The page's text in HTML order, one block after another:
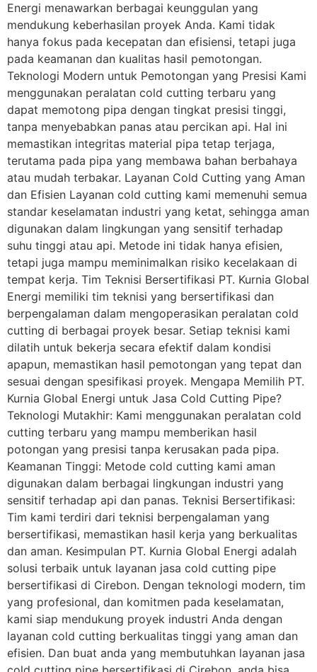
Energi menawarkan berbagai keunggulan yang
mendukung keberhasilan proyek Anda. Kami tidak
hanya fokus pada kecepatan dan efisiensi, tetapi juga
pada keamanan dan kualitas hasil pemotongan.
Teknologi Modern untuk Pemotongan yang Presisi Kami
menggunakan peralatan cold cutting terbaru yang
dapat memotong pipa dengan tingkat presisi tinggi,
tanpa menyebabkan panas atau percikan api. Hal ini
memastikan integritas material pipa tetap terjaga,
terutama pada pipa yang membawa bahan berbahaya
atau mudah terbakar. Layanan Cold Cutting yang Aman
dan Efisien Layanan cold cutting kami memenuhi semua
standar keselamatan industri yang ketat, sehingga aman
digunakan dalam lingkungan yang sensitif terhadap
suhu tinggi atau api. Metode ini tidak hanya efisien,
tetapi juga mampu meminimalkan risiko kecelakaan di
tempat kerja. Tim Teknisi Bersertifikasi PT. Kurnia Global
Energi memiliki tim teknisi yang bersertifikasi dan
berpengalaman dalam mengoperasikan peralatan cold
cutting di berbagai proyek besar. Setiap teknisi kami
dilatih untuk bekerja secara efektif dalam kondisi
apapun, memastikan hasil pemotongan yang tepat dan
sesuai dengan spesifikasi proyek. Mengapa Memilih PT.
Kurnia Global Energi untuk Jasa Cold Cutting Pipe?
Teknologi Mutakhir: Kami menggunakan peralatan cold
cutting terbaru yang mampu memberikan hasil
potongan yang presisi tanpa kerusakan pada pipa.
Keamanan Tinggi: Metode cold cutting kami aman
digunakan dalam berbagai lingkungan industri yang
sensitif terhadap api dan panas. Teknisi Bersertifikasi:
Tim kami terdiri dari teknisi berpengalaman yang
bersertifikasi, memastikan hasil kerja yang berkualitas
dan aman. Kesimpulan PT. Kurnia Global Energi adalah
solusi terbaik untuk layanan jasa cold cutting pipe
bersertifikasi di Cirebon. Dengan teknologi modern, tim
yang profesional, dan komitmen pada keselamatan,
kami siap mendukung proyek industri Anda dengan
layanan cold cutting berkualitas tinggi yang aman dan
efisien. Dan buat anda yang membutuhkan layanan jasa